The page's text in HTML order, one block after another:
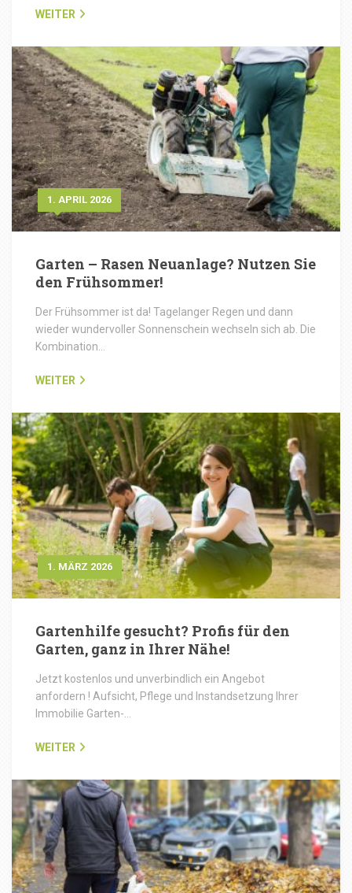
WEITER
1. APRIL 2026
Garten – Rasen Neuanlage? Nutzen Sie
den Frühsommer!
Der Frühsommer ist da! Tagelanger Regen und dann
wieder wundervoller Sonnenschein wechseln sich ab. Die
Kombination…
WEITER
1. MÄRZ 2026
Gartenhilfe gesucht? Profis für den
Garten, ganz in Ihrer Nähe!
Jetzt kostenlos und unverbindlich ein Angebot
anfordern ! Aufsicht, Pflege und Instandsetzung Ihrer
Immobilie Garten-…
WEITER